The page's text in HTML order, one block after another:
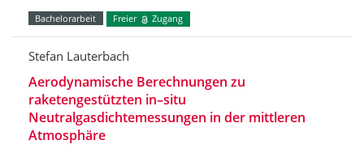
Bachelorarbeit Freier Zugang
Stefan Lauterbach
Aerodynamische Berechnungen zu
raketengestützten in–situ
Neutralgasdichtemessungen in der mittleren
Atmosphäre